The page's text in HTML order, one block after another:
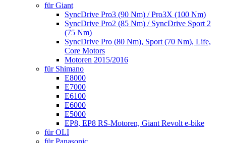
für Giant
SyncDrive Pro3 (90 Nm) / Pro3X (100 Nm)
SyncDrive Pro2 (85 Nm) / SyncDrive Sport 2
(75 Nm)
SyncDrive Pro (80 Nm), Sport (70 Nm), Life,
Core Motors
Motoren 2015/2016
für Shimano
E8000
E7000
E6100
E6000
E5000
EP8, EP8 RS-Motoren, Giant Revolt e-bike
für OLI
für Panasonic